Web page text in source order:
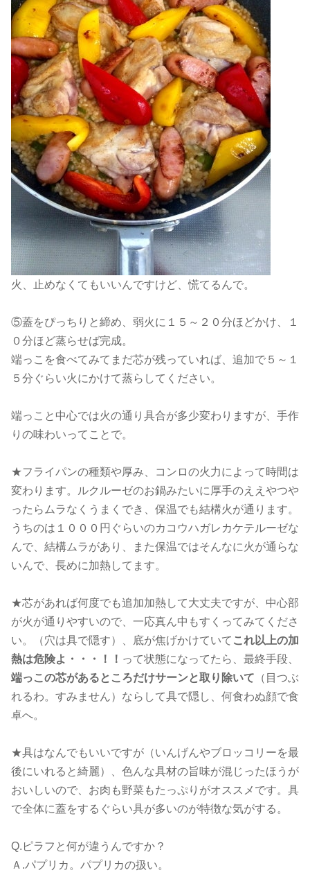
火、止めなくてもいいんですけど、慌てるんで。
⑤蓋をぴっちりと締め、弱火に１５～２０分ほどかけ、１
０分ほど蒸らせば完成。
端っこを食べてみてまだ芯が残っていれば、追加で５～１
５分ぐらい火にかけて蒸らしてください。
端っこと中心では火の通り具合が多少変わりますが、手作
りの味わいってことで。
★フライパンの種類や厚み、コンロの火力によって時間は
変わります。ルクルーゼのお鍋みたいに厚手のええやつや
ったらムラなくうまくでき、保温でも結構火が通ります。
うちのは１０００円ぐらいのカコウハガレカケテルーゼな
んで、結構ムラがあり、また保温ではそんなに火が通らな
いんで、長めに加熱してます。
★芯があれば何度でも追加加熱して大丈夫ですが、中心部
が火が通りやすいので、一応真ん中もすくってみてくださ
い。（穴は具で隠す）、底が焦げかけていて これ以上の加
熱は危険よ・・・！！ って状態になってたら、最終手段、
端っこの芯があるところだけサーンと取り除いて （目つぶ
れるわ。すみません）ならして具で隠し、何食わぬ顔で食
卓へ。
★具はなんでもいいですが（いんげんやブロッコリーを最
後にいれると綺麗）、色んな具材の旨味が混じったほうが
おいしいので、お肉も野菜もたっぷりがオススメです。具
で全体に蓋をするぐらい具が多いのが特徴な気がする。
Q.ピラフと何が違うんですか？
Ａ.パプリカ。パプリカの扱い。